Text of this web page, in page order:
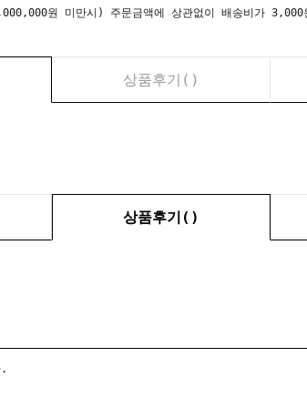
원 미만시) 주문금액에 상관없이 배송비가 3,000
상품후기( )
상품후기( )
.